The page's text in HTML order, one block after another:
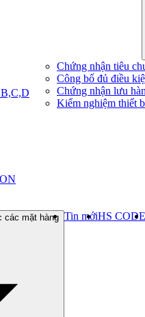
Chứng nhận tiêu
Công bố đủ điều
Chứng nhận lưu
Kiểm nghiệm thiết
các mặt hàng Tin mớiHS CODE